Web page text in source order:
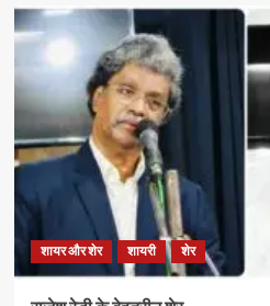
शायर और शेर शायरी शेर